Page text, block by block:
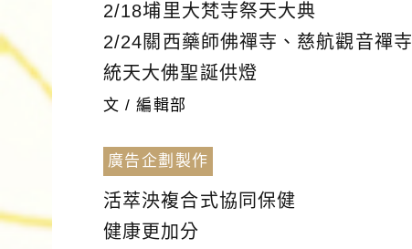
2/18埔里大梵寺祭天大典
2/24關西藥師佛禪寺、慈航觀音禪寺
統天大佛聖誕供燈
文 / 編輯部
廣告企劃製作
活萃泱複合式協同保健
健康更加分